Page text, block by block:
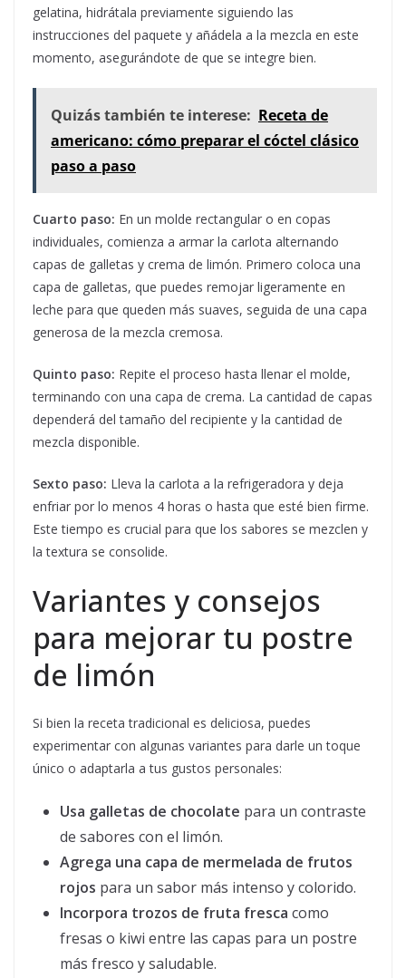
gelatina, hidrátala previamente siguiendo las
instrucciones del paquete y añádela a la mezcla en este
momento, asegurándote de que se integre bien.
Quizás también te interese: Receta de
americano: cómo preparar el cóctel clásico
paso a paso
Cuarto paso: En un molde rectangular o en copas
individuales, comienza a armar la carlota alternando
capas de galletas y crema de limón. Primero coloca una
capa de galletas, que puedes remojar ligeramente en
leche para que queden más suaves, seguida de una capa
generosa de la mezcla cremosa.
Quinto paso: Repite el proceso hasta llenar el molde,
terminando con una capa de crema. La cantidad de capas
dependerá del tamaño del recipiente y la cantidad de
mezcla disponible.
Sexto paso: Lleva la carlota a la refrigeradora y deja
enfriar por lo menos 4 horas o hasta que esté bien firme.
Este tiempo es crucial para que los sabores se mezclen y
la textura se consolide.
Variantes y consejos
para mejorar tu postre
de limón
Si bien la receta tradicional es deliciosa, puedes
experimentar con algunas variantes para darle un toque
único o adaptarla a tus gustos personales:
Usa galletas de chocolate para un contraste
de sabores con el limón.
Agrega una capa de mermelada de frutos
rojos para un sabor más intenso y colorido.
Incorpora trozos de fruta fresca como
fresas o kiwi entre las capas para un postre
más fresco y saludable.